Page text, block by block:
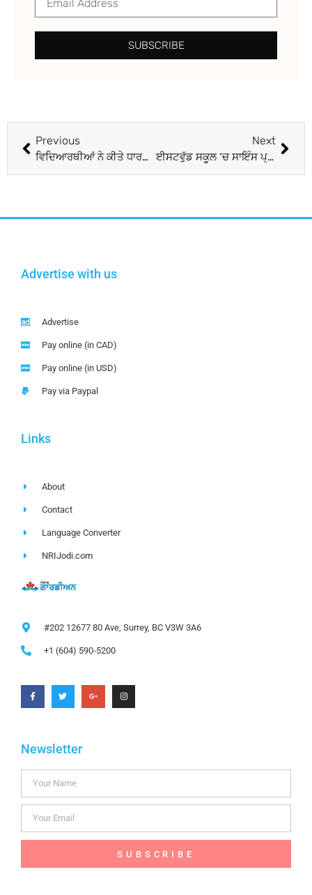
SUBSCRIBE
Previous
ਵਿਦਿਆਰਥੀਆਂ ਨੇ ਕੀਤੇ ਧਾਰਮਿਕ ਸਥਾਨਾਂ ਦੇ ਦਰਸ਼ਨ
Next
ਈਸਟਵੁੱਡ ਸਕੂਲ ‘ਚ ਸਾਇੰਸ ਪ੍ਰਦਰਸ਼ਨੀ ਲਗਾਈ
Advertise with us
Advertise
Pay online (in CAD)
Pay online (in USD)
Pay via Paypal
Links
About
Contact
Language Converter
NRIJodi.com
#202 12677 80 Ave, Surrey, BC V3W 3A6
+1 (604) 590-5200
Newsletter
SUBSCRIBE